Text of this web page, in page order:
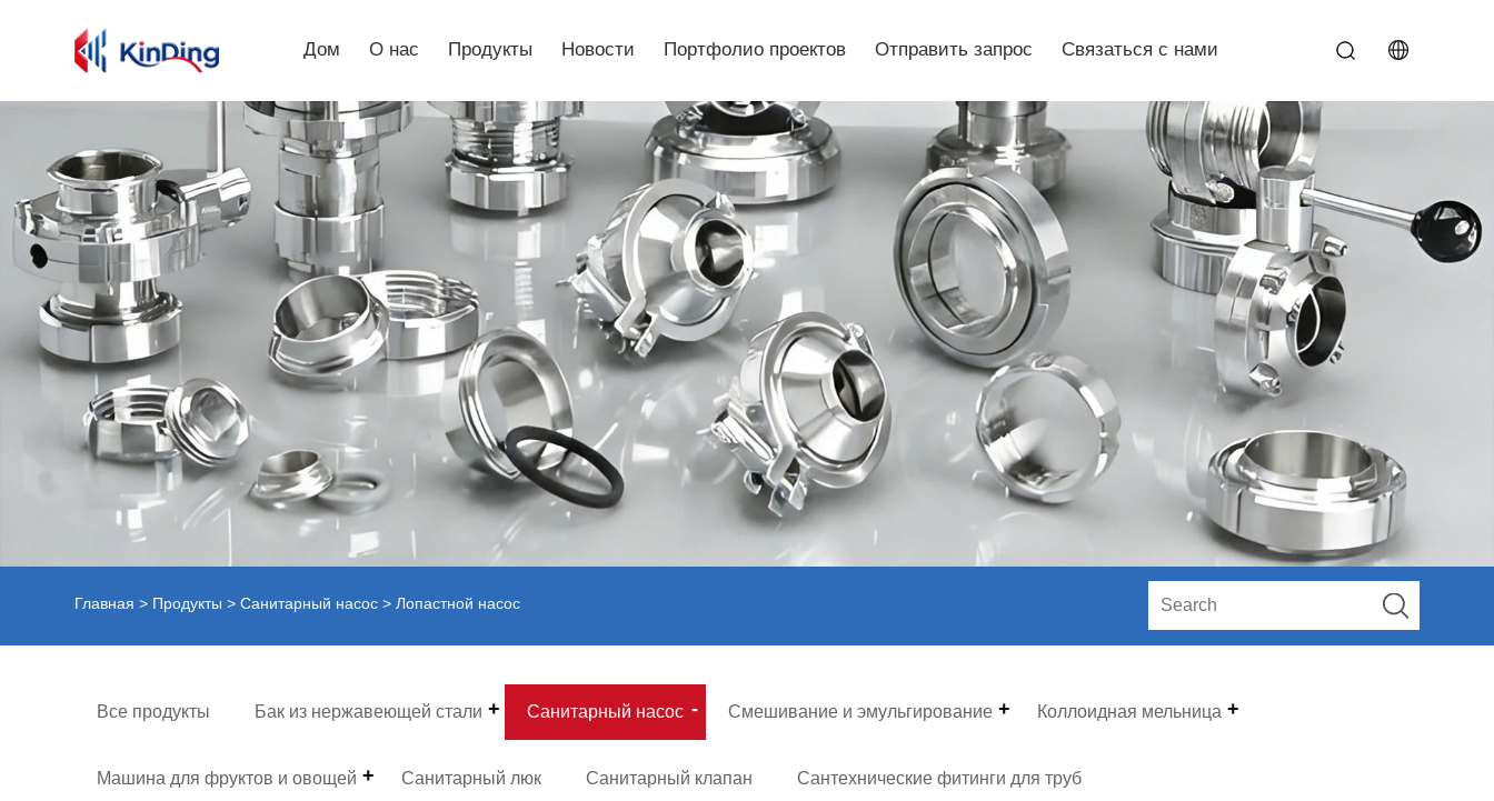
Дом О нас Продукты Новости Портфолио проектов Отправить запрос Связаться с нами
Главная > Продукты >Санитарный насос > Лопастной насос
Все продукты Бак из нержавеющей стали Санитарный насос Смешивание и эмульгирование Коллоидная мельница
Машина для фруктов и овощей Санитарный люк Санитарный клапан Сантехнические фитинги для труб